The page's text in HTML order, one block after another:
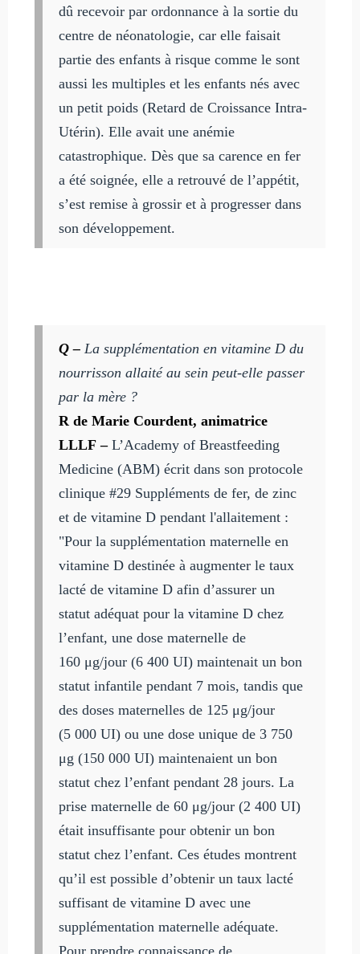
dû recevoir par ordonnance à la sortie du
centre de néonatologie, car elle faisait
partie des enfants à risque comme le sont
aussi les multiples et les enfants nés avec
un petit poids (Retard de Croissance Intra-
Utérin). Elle avait une anémie
catastrophique. Dès que sa carence en fer
a été soignée, elle a retrouvé de l’appétit,
s’est remise à grossir et à progresser dans
son développement.
Q – La supplémentation en vitamine D du
nourrisson allaité au sein peut-elle passer
par la mère ?
R de Marie Courdent, animatrice
LLLF–L’Academy of Breastfeeding
Medicine (ABM) écrit dans son protocole
clinique #29 Suppléments de fer, de zinc
et de vitamine D pendant l'allaitement :
"Pour la supplémentation maternelle en
vitamine D destinée à augmenter le taux
lacté de vitamine D afin d’assurer un
statut adéquat pour la vitamine D chez
l’enfant, une dose maternelle de
160 μg/jour (6 400 UI) maintenait un bon
statut infantile pendant 7 mois, tandis que
des doses maternelles de 125 μg/jour
(5 000 UI) ou une dose unique de 3 750
μg (150 000 UI) maintenaient un bon
statut chez l’enfant pendant 28 jours. La
prise maternelle de 60 μg/jour (2 400 UI)
était insuffisante pour obtenir un bon
statut chez l’enfant. Ces études montrent
qu’il est possible d’obtenir un taux lacté
suffisant de vitamine D avec une
supplémentation maternelle adéquate.
Pour prendre connaissance de